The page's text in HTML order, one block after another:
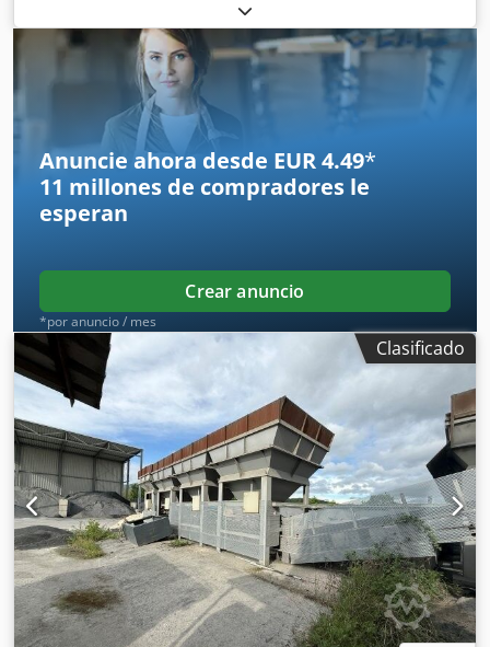
Superestructura Dsdpfx Aszq S Hzem Tokr -Rejilla -Cinta
de descarga/transferencia -Cinta transportadora
Anuncie ahora desde EUR 4.49*
11 millones de compradores le
esperan
Crear anuncio
*por anuncio / mes
Clasificado